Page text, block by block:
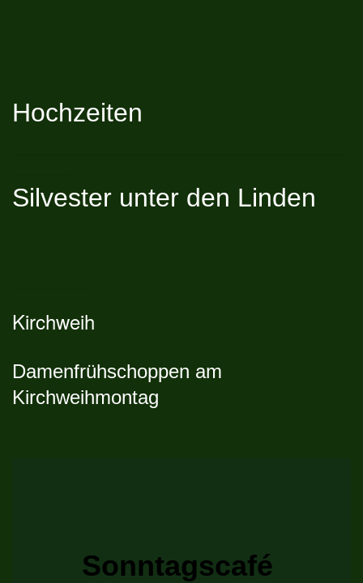
Hochzeiten
Silvester unter den Linden
Kirchweih
Damenfrühschoppen am
Kirchweihmontag
Sonntagscafé